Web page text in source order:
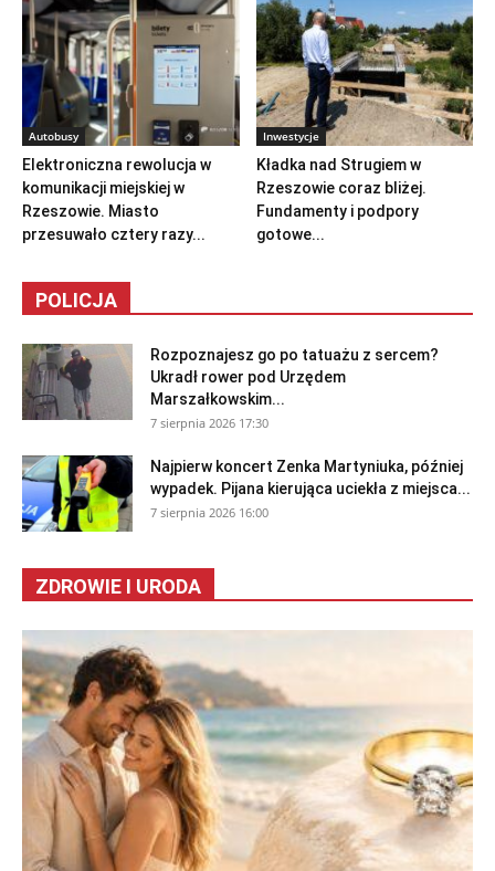
Autobusy
Elektroniczna rewolucja w
komunikacji miejskiej w
Rzeszowie. Miasto
przesuwało cztery razy...
Inwestycje
Kładka nad Strugiem w
Rzeszowie coraz bliżej.
Fundamenty i podpory
gotowe...
POLICJA
Rozpoznajesz go po tatuażu z sercem?
Ukradł rower pod Urzędem
Marszałkowskim...
7 sierpnia 2026 17:30
Najpierw koncert Zenka Martyniuka, później
wypadek. Pijana kierująca uciekła z miejsca...
7 sierpnia 2026 16:00
ZDROWIE I URODA